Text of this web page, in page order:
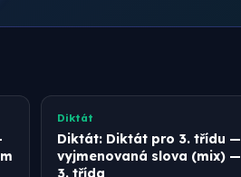
Diktát
Diktát: Diktát pro 3. třídu —
vyjmenovaná slova (mix) —
3. třída